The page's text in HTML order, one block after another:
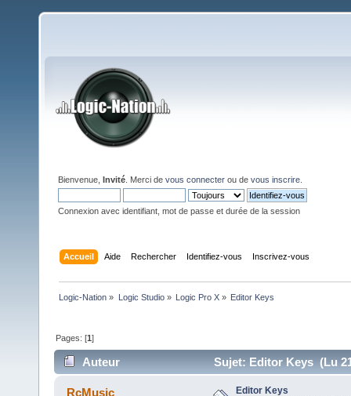
Bienvenue, Invité . Merci de vous connecter ou de vous inscrire
Connexion avec identifiant, mot de passe et durée de la session
Accueil Aide Rechercher Identifiez-vous Inscrivez-vous
Logic-Nation » Logic Studio» Logic Pro X» Editor Keys
Pages: [1]
Auteur Sujet: Editor Keys (Lu
RcMusic Editor Keys